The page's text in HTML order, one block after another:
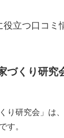
役立つ口コミ
づくり研究
り研究会」は
す。